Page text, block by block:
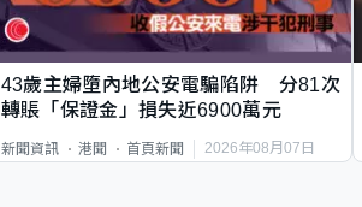
43歲主婦墮內地公安電騙陷阱 分81次
轉賬「保證金」損失近6900萬元
新聞資訊 港聞 首頁新聞 2026年08月07日